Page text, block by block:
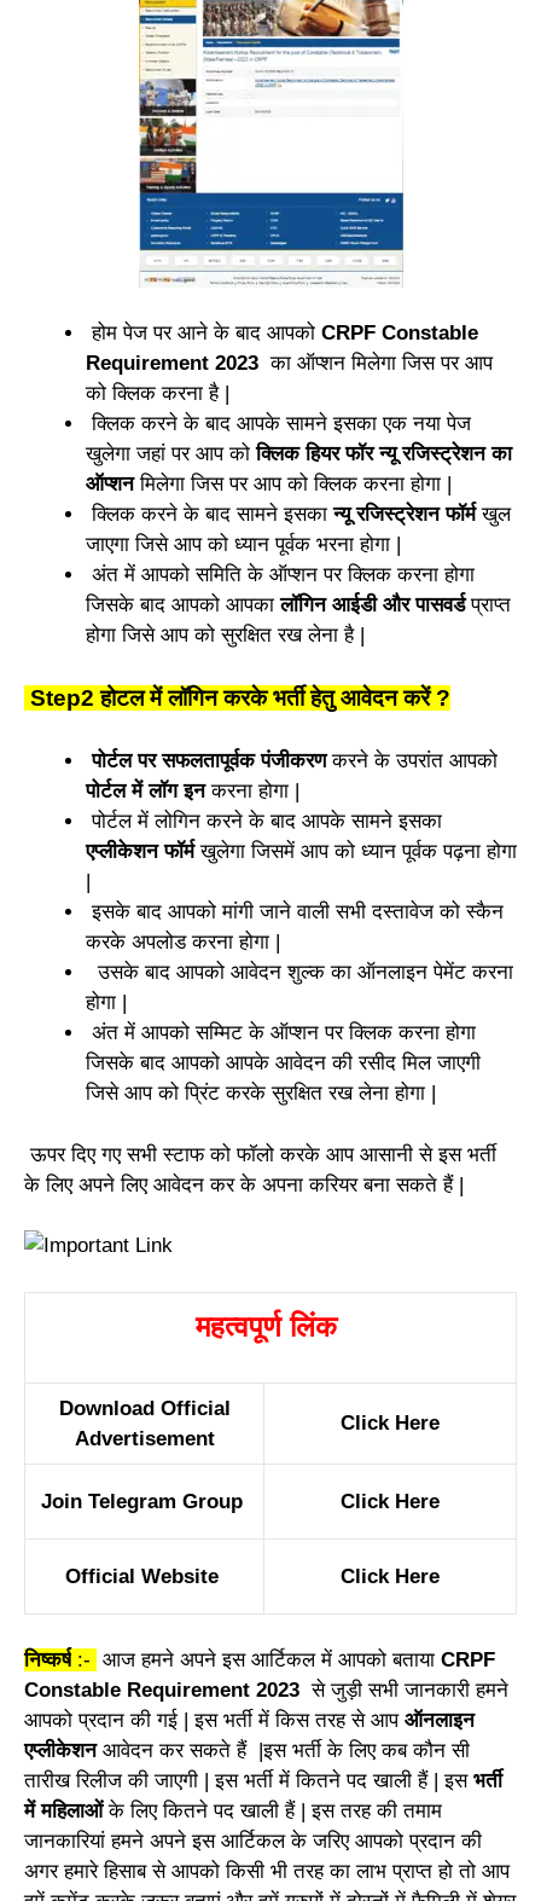
होम पेज पर आने के बाद आपको CRPF Constable
Requirement 2023 का ऑप्शन मिलेगा जिस पर आप
को क्लिक करना है |
क्लिक करने के बाद आपके सामने इसका एक नया पेज
खुलेगा जहां पर आप कोक्लिक हियर फॉर न्यू रजिस्ट्रेशन का
ऑप्शनमिलेगा जिस पर आप को क्लिक करना होगा |
क्लिक करने के बाद सामने इसका न्यू रजिस्ट्रेशन फॉर्मखुल
जाएगा जिसे आप को ध्यान पूर्वक भरना होगा |
अंत में आपको समिति के ऑप्शन पर क्लिक करना होगा
जिसके बाद आपको आपका लॉगिन आईडी और पासवर्डप्राप्त
होगा जिसे आप को सुरक्षित रख लेना है |
Step2 होटल में लॉगिन करके भर्ती हेतु आवेदन करें ?
पोर्टल पर सफलतापूर्वक पंजीकरणकरने के उपरांत आपको
पोर्टल में लॉग इनकरना होगा |
पोर्टल में लोगिन करने के बाद आपके सामने इसका
एप्लीकेशन फॉर्मखुलेगा जिसमें आप को ध्यान पूर्वक पढ़ना होगा
इसके बाद आपको मांगी जाने वाली सभी दस्तावेज को स्कैन
करके अपलोड करना होगा |
उसके बाद आपको आवेदन शुल्क का ऑनलाइन पेमेंट करना
होगा |
अंत में आपको सम्मिट के ऑप्शन पर क्लिक करना होगा
जिसके बाद आपको आपके आवेदन की रसीद मिल जाएगी
जिसे आप को प्रिंट करके सुरक्षित रख लेना होगा |
ऊपर दिए गए सभी स्टाफ को फॉलो करके आप आसानी से इस भर्ती
के लिए अपने लिए आवेदन कर के अपना करियर बना सकते हैं |
महत्वपूर्ण लिंक
Download Official
Advertisement
Click Here
Join Telegram Group Click Here
Official Website Click Here
निष्कर्ष :- आज हमने अपने इस आर्टिकल में आपको बताया CRPF
Constable Requirement 2023से जुड़ी सभी जानकारी हमने
आपको प्रदान की गई | इस भर्ती में किस तरह से आप ऑनलाइन
एप्लीकेशन आवेदन कर सकते हैं |इस भर्ती के लिए कब कौन सी
तारीख रिलीज की जाएगी | इस भर्ती में कितने पद खाली हैं | इसभर्ती
में महिलाओंके लिए कितने पद खाली हैं | इस तरह की तमाम
जानकारियां हमने अपने इस आर्टिकल के जरिए आपको प्रदान की
अगर हमारे हिसाब से आपको किसी भी तरह का लाभ प्राप्त हो तो आप